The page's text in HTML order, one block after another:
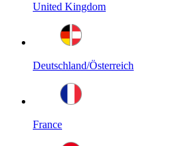
United Kingdom
Deutschland/Österreich
France